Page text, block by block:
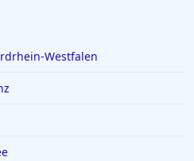
Westfalen